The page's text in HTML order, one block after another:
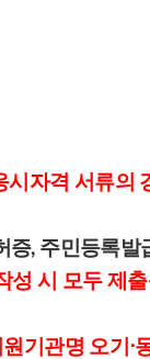
시자격 서류의
, 주민등록발
시 모두 제출
기관명 오기⋅